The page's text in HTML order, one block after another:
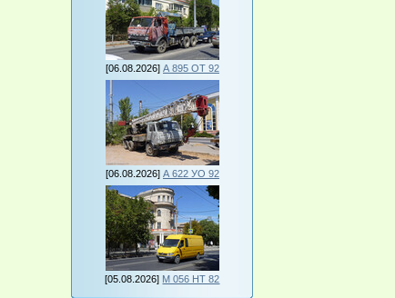
[06.08.2026] А 895 ОТ 92
[06.08.2026] А 622 УО 92
[05.08.2026] М 056 НТ 82